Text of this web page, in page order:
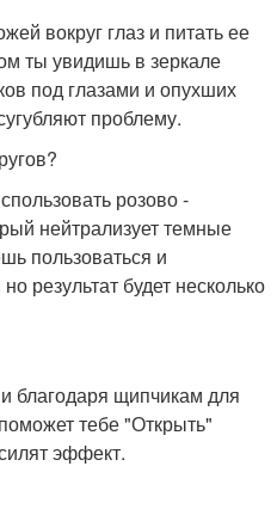
вокруг глаз и питать ее
ты увидишь в зеркале
под глазами и опухших
проблему.
розово -
нейтрализует темные
пользоваться и
результат будет несколько
благодаря щипчикам для
тебе "Открыть"
эффект.